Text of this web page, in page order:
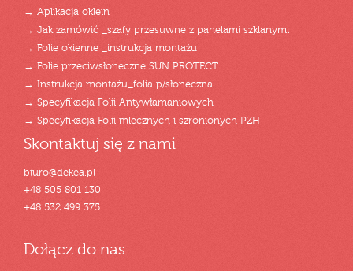
→ Aplikacja oklein
→ Jak zamówić _szafy przesuwne z panelami szklanymi
→ Folie okienne _instrukcja montażu
→ Folie przeciwsłoneczne SUN PROTECT
→ Instrukcja montażu_folia p/słoneczna
→ Specyfikacja Folii Antywłamaniowych
→ Specyfikacja Folii mlecznych i szronionych PZH
Skontaktuj się z nami
biuro@dekea.pl
+48 505 801 130
+48 532 499 375
Dołącz do nas